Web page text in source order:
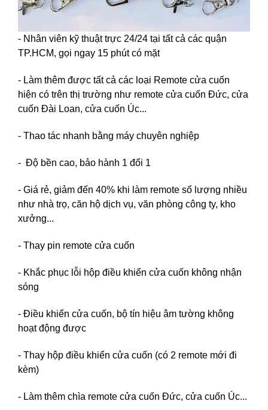
- Nhân viên kỹ thuật trực 24/24 tại tất cả các quận
TP.HCM, gọi ngay 15 phút có mặt
- Làm thêm được tất cả các loại Remote cửa cuốn
hiện có trên thị trường như remote cửa cuốn Đức, cửa
cuốn Đài Loan, cửa cuốn Úc...
- Thao tác nhanh bằng máy chuyên nghiệp
- Độ bền cao, bảo hành 1 đổi 1
- Giá rẻ, giảm đến 40% khi làm remote số lượng nhiều
như nhà trọ, căn hộ dịch vụ, văn phòng công ty, kho
xưởng...
- Thay pin remote cửa cuốn
- Khắc phục lỗi hộp điều khiển cửa cuốn không nhận
sóng
- Điều khiển cửa cuốn, bộ tín hiệu âm tường không
hoạt động được
- Thay hộp điều khiển cửa cuốn (có 2 remote mới đi
kèm)
- Làm thêm chìa remote cửa cuốn Đức, cửa cuốn Úc...